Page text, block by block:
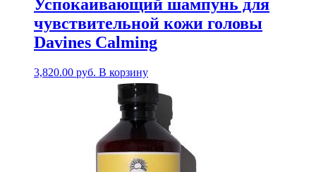
Успокаивающий шампунь для
чувствительной кожи головы
Davines Calming
3,820.00 руб. В корзину